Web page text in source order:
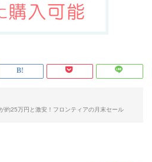
約25万円と激安！フロンティアの月末セール